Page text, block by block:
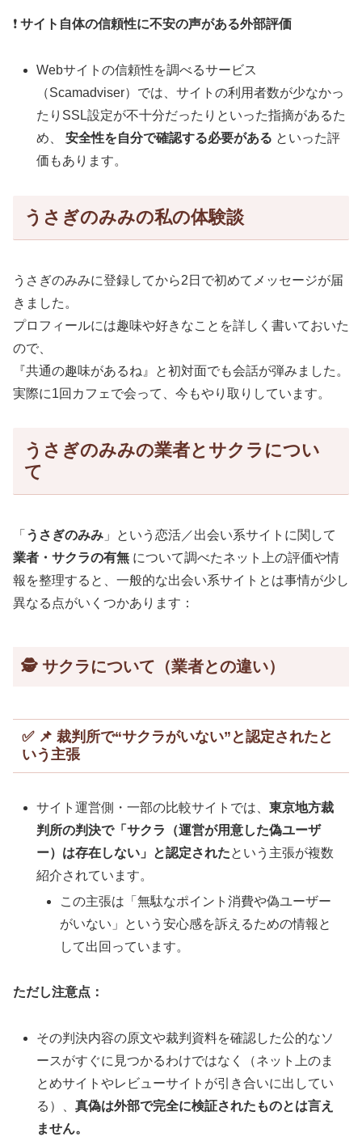
❗ サイト自体の信頼性に不安の声がある外部評価
Webサイトの信頼性を調べるサービス
（Scamadviser）では、サイトの利用者数が少なかっ
たりSSL設定が不十分だったりといった指摘があるた
め、安全性を自分で確認する必要がある といった評
価もあります。
うさぎのみみの私の体験談
うさぎのみみに登録してから2日で初めてメッセージが届
きました。
プロフィールには趣味や好きなことを詳しく書いておいた
ので、
『共通の趣味があるね』と初対面でも会話が弾みました。
実際に1回カフェで会って、今もやり取りしています。
うさぎのみみの業者とサクラについ
て
「 うさぎのみみ 」という恋活／出会い系サイトに関して
業者・サクラの有無 について調べたネット上の評価や情
報を整理すると、一般的な出会い系サイトとは事情が少し
異なる点がいくつかあります：
🕵️ サクラについて（業者との違い）
✅ 📌 裁判所で“サクラがいない”と認定されたと
いう主張
サイト運営側・一部の比較サイトでは、東京地方裁
判所の判決で「サクラ（運営が用意した偽ユーザ
ー）は存在しない」と認定されたという主張が複数
紹介されています。
この主張は「無駄なポイント消費や偽ユーザー
がいない」という安心感を訴えるための情報と
して出回っています。
ただし注意点：
その判決内容の原文や裁判資料を確認した公的なソ
ースがすぐに見つかるわけではなく（ネット上のま
とめサイトやレビューサイトが引き合いに出してい
る）、真偽は外部で完全に検証されたものとは言え
ません。